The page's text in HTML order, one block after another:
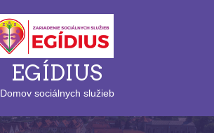
EGÍDIUS
Domov sociálnych služieb